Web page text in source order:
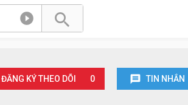


ĐĂNG KÝ THEO DÕI 0 TIN NHẮN